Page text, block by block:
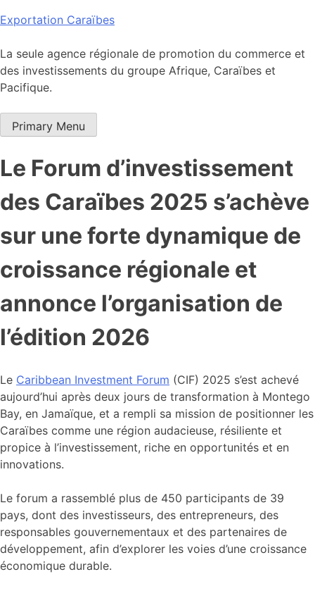
Skip
content
Exportation Caraïbes
La seule agence régionale de promotion du commerce et
des investissements du groupe Afrique, Caraïbes et
Pacifique.
Primary Menu
Le Forum d’investissement
des Caraïbes 2025 s’achève
sur une forte dynamique de
croissance régionale et
annonce l’organisation de
l’édition 2026
Le Caribbean Investment Forum (CIF) 2025 s’est achevé
aujourd’hui après deux jours de transformation à Montego
Bay, en Jamaïque, et a rempli sa mission de positionner les
Caraïbes comme une région audacieuse, résiliente et
propice à l’investissement, riche en opportunités et en
innovations.
Le forum a rassemblé plus de 450 participants de 39
pays, dont des investisseurs, des entrepreneurs, des
responsables gouvernementaux et des partenaires de
développement, afin d’explorer les voies d’une croissance
économique durable.